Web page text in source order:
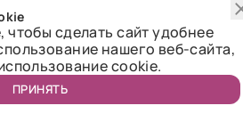
Статьи
сделать сайт удобнее
нашего веб-сайта,
cookie.
ПРИНЯТЬ